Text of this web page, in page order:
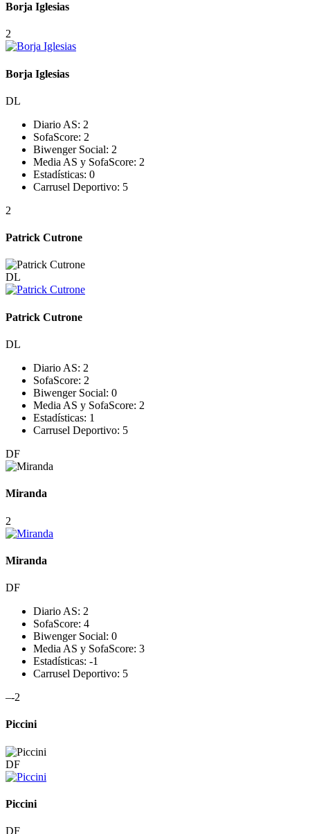
Borja Iglesias
2
Borja Iglesias
DL
Diario AS: 2
SofaScore: 2
Biwenger Social: 2
Media AS y SofaScore: 2
Estadísticas: 0
Carrusel Deportivo: 5
2
Patrick Cutrone
DL
Patrick Cutrone
DL
Diario AS: 2
SofaScore: 2
Biwenger Social: 0
Media AS y SofaScore: 2
Estadísticas: 1
Carrusel Deportivo: 5
DF
Miranda
2
Miranda
DF
Diario AS: 2
SofaScore: 4
Biwenger Social: 0
Media AS y SofaScore: 3
Estadísticas: -1
Carrusel Deportivo: 5
–-2
Piccini
DF
Piccini
DF